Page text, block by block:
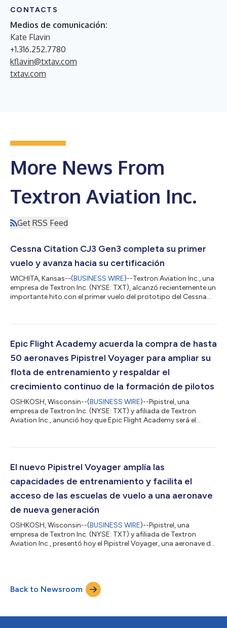
CONTACTS
Medios de comunicación:
Kate Flavin
+1.316.252.7780
kflavin@txtav.com
txtav.com
More News From
Textron Aviation Inc.
Get RSS Feed
Cessna Citation CJ3 Gen3 completa su primer
vuelo y avanza hacia su certificación
WICHITA, Kansas--(BUSINESS WIRE)--Textron Aviation Inc., una
empresa de Textron Inc. (NYSE: TXT), alcanzó recientemente un
importante hito con el primer vuelo del prototipo del Cessna
Citation de nueva generación —CJ4 Gen3, CJ3 Gen3 y M2 Gen3
refleja el continuo avance de la familia de jets ligeros Citation.
"Este logro...
Epic Flight Academy acuerda la compra de hasta
50 aeronaves Pipistrel Voyager para ampliar su
flota de entrenamiento y respaldar el
crecimiento continuo de la formación de pilotos
OSHKOSH, Wisconsin--(BUSINESS WIRE)--Pipistrel, una
empresa de Textron Inc. (NYSE: TXT) y afiliada de Textron
Aviation Inc., anunció hoy que Epic Flight Academy será el
2026. La compañía firmó un acuerdo de compra por hasta 50
entregas a partir de 2027, además de opciones para adquirir
hasta 20 aeronaves adicionales en 2028...
El nuevo Pipistrel Voyager amplía las
capacidades de entrenamiento y facilita el
acceso de las escuelas de vuelo a una aeronave
de nueva generación
OSHKOSH, Wisconsin--(BUSINESS WIRE)--Pipistrel, una
empresa de Textron Inc. (NYSE: TXT) y afiliada de Textron
Aviation Inc., presentó hoy el Pipistrel Voyager, una aeronave de
operadores. Diseñado para responder a las nuevas necesidades
de la formación de pilotos, el Voyager también se ajusta a los
Back to Newsroom